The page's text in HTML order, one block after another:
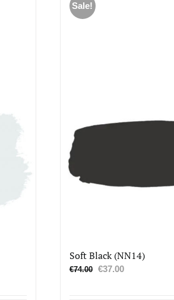
Sale!
Soft Black (NN14)
€74.00
Oorspronkelijke
€37.00Huidige